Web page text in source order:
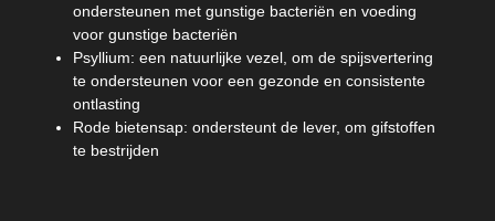
ondersteunen met gunstige bacteriën en voeding
voor gunstige bacteriën
Psyllium: een natuurlijke vezel, om de spijsvertering
te ondersteunen voor een gezonde en consistente
ontlasting
Rode bietensap: ondersteunt de lever, om gifstoffen
te bestrijden